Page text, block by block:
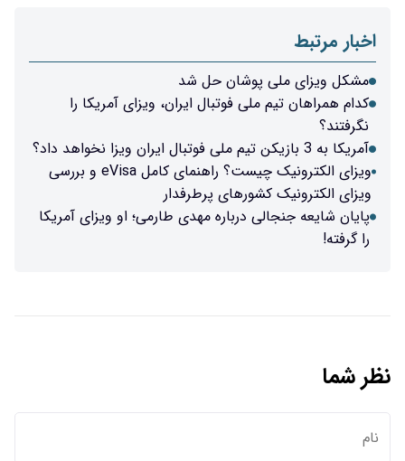
اخبار مرتبط
مشکل ویزای ملی پوشان حل شد
کدام همراهان تیم‌ ملی فوتبال ایران، ویزای آمریکا را
نگرفتند؟
آمریکا به 3 بازیکن تیم ملی فوتبال ایران ویزا نخواهد داد؟
ویزای الکترونیک چیست؟ راهنمای کامل eVisa و بررسی
ویزای الکترونیک کشورهای پرطرفدار
پایان شایعه جنجالی درباره مهدی طارمی؛ او ویزای آمریکا
را گرفته!
نظر شما